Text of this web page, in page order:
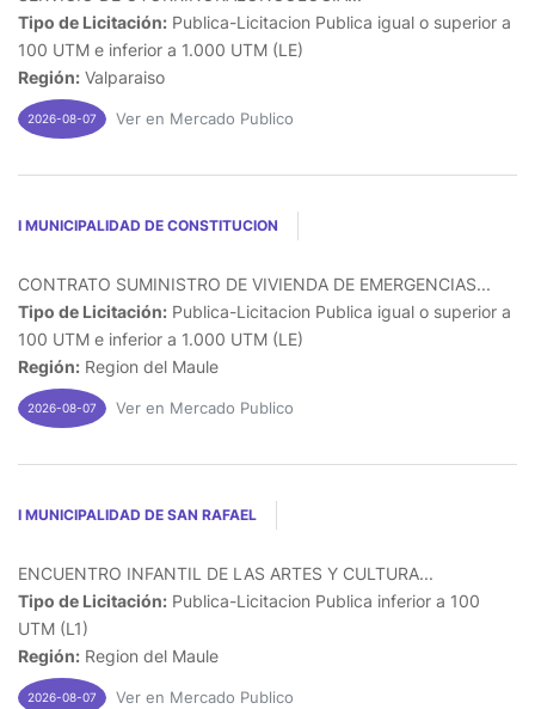
Tipo de Licitación: Publica-Licitacion Publica igual o superior a
100 UTM e inferior a 1.000 UTM (LE)
Región: Valparaiso
2026-08-07 Ver en Mercado Publico
I MUNICIPALIDAD DE CONSTITUCION
CONTRATO SUMINISTRO DE VIVIENDA DE EMERGENCIAS...
Tipo de Licitación: Publica-Licitacion Publica igual o superior a
100 UTM e inferior a 1.000 UTM (LE)
Región: Region del Maule
2026-08-07 Ver en Mercado Publico
I MUNICIPALIDAD DE SAN RAFAEL
ENCUENTRO INFANTIL DE LAS ARTES Y CULTURA...
Tipo de Licitación: Publica-Licitacion Publica inferior a 100
UTM (L1)
Región: Region del Maule
2026-08-07 Ver en Mercado Publico